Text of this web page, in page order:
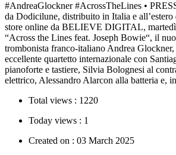
#AndreaGlockner #AcrossTheLines •
da Dodicilune, distribuito in Italia e
store online da BELIEVE DIGITAL, martedì
“Across the Lines feat. Joseph Bowie“, il
trombonista franco-italiano Andrea
eccellente quartetto internazionale con
pianoforte e tastiere, Silvia Bolognesi al
elettrico, Alessandro Alarcon alla batteria e,
Total views : 1220
Today views : 1
Created on : 03 March 2025